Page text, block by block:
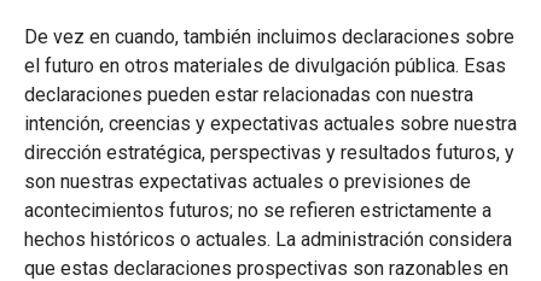
De vez en cuando, también incluimos declaraciones sobre
el futuro en otros materiales de divulgación pública. Esas
declaraciones pueden estar relacionadas con nuestra
intención, creencias y expectativas actuales sobre nuestra
dirección estratégica, perspectivas y resultados futuros, y
son nuestras expectativas actuales o previsiones de
acontecimientos futuros; no se refieren estrictamente a
hechos históricos o actuales. La administración considera
que estas declaraciones prospectivas son razonables en